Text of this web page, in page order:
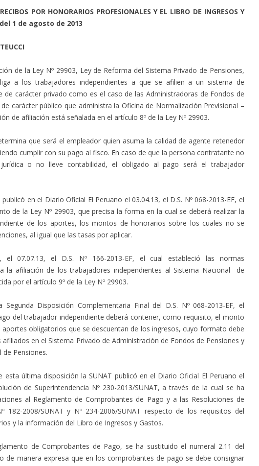
POR HONORARIOS PROFESIONALES Y EL LIBRO DE INGRESOS Y
1 de agosto de 2013
de la Ley Nº 29903, Ley de Reforma del Sistema Privado de Pensiones,
a los trabajadores independientes a que se afilien a un sistema de
de carácter privado como es el caso de las Administradoras de Fondos de
carácter público que administra la Oficina de Normalización Previsional –
de afiliación está señalada en el artículo 8º de la Ley Nº 29903.
que será el empleador quien asuma la calidad de agente retenedor
cumplir con su pago al fisco. En caso de que la persona contratante no
o no lleve contabilidad, el obligado al pago será el trabajador
en el Diario Oficial El Peruano el 03.04.13, el D.S. Nº 068-2013-EF, el
de la Ley Nº 29903, que precisa la forma en la cual se deberá realizar la
de los aportes, los montos de honorarios sobre los cuales no se
al igual que las tasas por aplicar.
el 07.07.13, el D.S. Nº 166-2013-EF, el cual estableció las normas
la afiliación de los trabajadores independientes al Sistema Nacional de
por el artículo 9º de la Ley Nº 29903.
Disposición Complementaria Final del D.S. Nº 068-2013-EF, el
del trabajador independiente deberá contener, como requisito, el monto
aportes obligatorios que se descuentan de los ingresos, cuyo formato debe
en el Sistema Privado de Administración de Fondos de Pensiones y
de Pensiones.
esta última disposición la SUNAT publicó en el Diario Oficial El Peruano el
de Superintendencia Nº 230-2013/SUNAT, a través de la cual se ha
al Reglamento de Comprobantes de Pago y a las Resoluciones de
182-2008/SUNAT y Nº 234-2006/SUNAT respecto de los requisitos del
y la información del Libro de Ingresos y Gastos.
de Comprobantes de Pago, se ha sustituido el numeral 2.11 del
de manera expresa que en los comprobantes de pago se debe consignar